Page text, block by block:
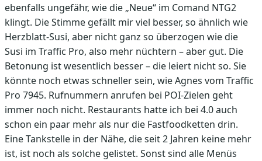
ebenfalls ungefähr, wie die „Neue“ im Comand NTG2
klingt. Die Stimme gefällt mir viel besser, so ähnlich wie
Herzblatt-Susi, aber nicht ganz so überzogen wie die
Susi im Traffic Pro, also mehr nüchtern – aber gut. Die
Betonung ist wesentlich besser – die leiert nicht so. Sie
könnte noch etwas schneller sein, wie Agnes vom Traffic
Pro 7945. Rufnummern anrufen bei POI-Zielen geht
immer noch nicht. Restaurants hatte ich bei 4.0 auch
schon ein paar mehr als nur die Fastfoodketten drin.
Eine Tankstelle in der Nähe, die seit 2 Jahren keine mehr
ist, ist noch als solche gelistet. Sonst sind alle Menüs